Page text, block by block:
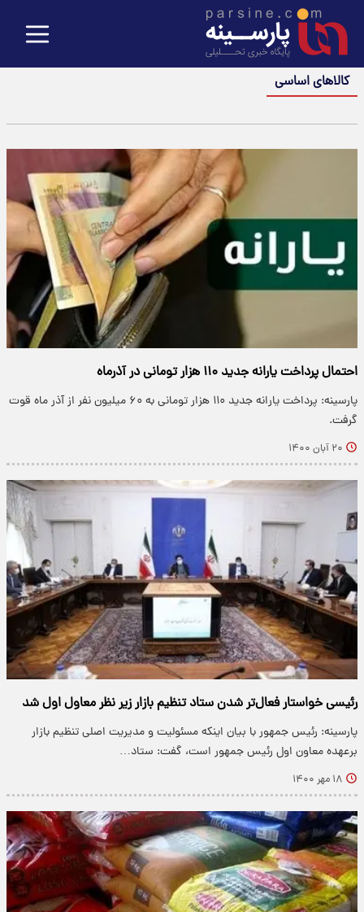
کالاهای اساسی
احتمال پرداخت یارانه جدید ۱۱۰ هزار تومانی در آذرماه
پارسینه: پرداخت یارانه جدید ۱۱۰ هزار تومانی به ۶۰ میلیون نفر از آذر ماه قوت
گرفت.
۲۰ آبان ۱۴۰۰
رئیسی خواستار فعال‌تر شدن ستاد تنظیم بازار زیر نظر معاول اول شد
پارسینه: رئیس جمهور با بیان اینکه مسئولیت و مدیریت اصلی تنظیم بازار
برعهده معاون اول رئیس جمهور است،‌ گفت: ستاد…
۱۸ مهر ۱۴۰۰